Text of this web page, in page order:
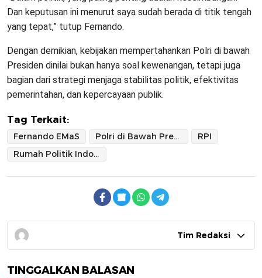
Dan keputusan ini menurut saya sudah berada di titik tengah
yang tepat,” tutup Fernando.
Dengan demikian, kebijakan mempertahankan Polri di bawah
Presiden dinilai bukan hanya soal kewenangan, tetapi juga
bagian dari strategi menjaga stabilitas politik, efektivitas
pemerintahan, dan kepercayaan publik.
Tag Terkait:
Fernando EMaS Polri di Bawah Presiden
RPI
Rumah Politik Indonesia
Tim Redaksi
TINGGALKAN BALASAN